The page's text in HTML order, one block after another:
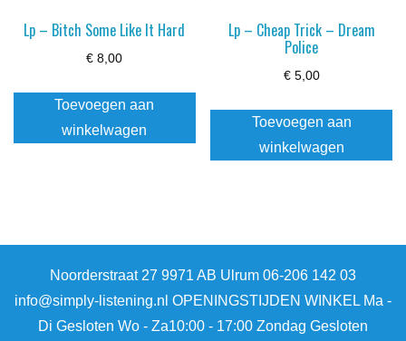
Lp – Bitch Some Like It Hard
€ 8,00
Toevoegen aan
winkelwagen
Lp – Cheap Trick – Dream
Police
€5,00
Toevoegen aan
winkelwagen
Noorderstraat 27 9971 AB Ulrum 06-206 142 03
info@simply-listening.nl OPENINGSTIJDEN WINKEL Ma -
Di Gesloten Wo - Za10:00 - 17:00 Zondag Gesloten